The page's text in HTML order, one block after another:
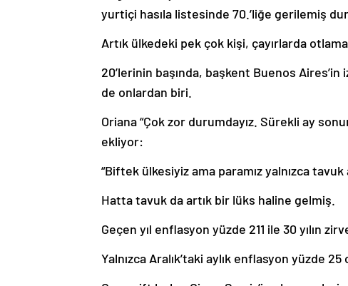
yurtiçi hasıla listesinde 70.’liğe gerilemiş
Artık ülkedeki pek çok kişi, çayırlarda
20’lerinin başında, başkent Buenos
de onlardan biri.
Oriana “Çok zor durumdayız. Sürekli ay
ekliyor:
“Biftek ülkesiyiz ama paramız yalnızca
Hatta tavuk da artık bir lüks haline gelmiş.
Geçen yıl enflasyon yüzde 211 ile 30 yılın
Yalnızca Aralık’taki aylık enflasyon yüzde 25